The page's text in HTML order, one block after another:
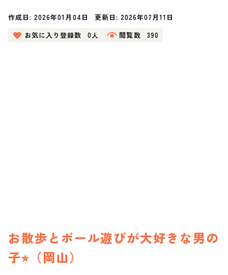
作成日:2026年01月04日 更新日: 2026年07月11日
お気に入り登録数
0人 閲覧数 390
お散歩とボール遊びが大好きな男の
子⭐︎（岡山）